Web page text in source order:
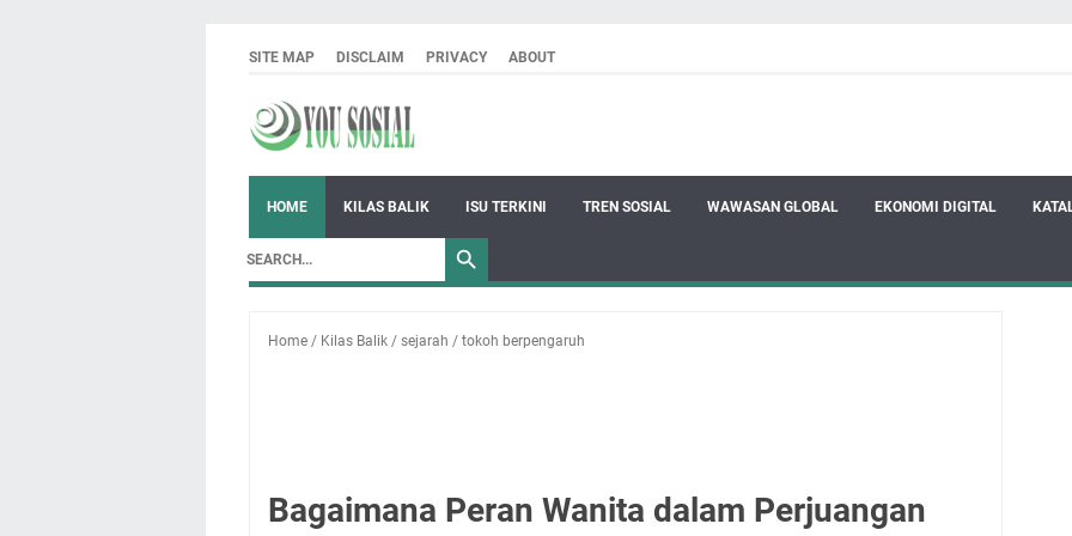
SITE MAP DISCLAIM PRIVACY ABOUT
HOME KILAS BALIK ISU TERKINI TREN SOSIAL WAWASAN GLOBAL EKONOMI DIGITAL
Home / Kilas Balik / sejarah / tokoh berpengaruh
Bagaimana Peran Wanita dalam Perjuangan